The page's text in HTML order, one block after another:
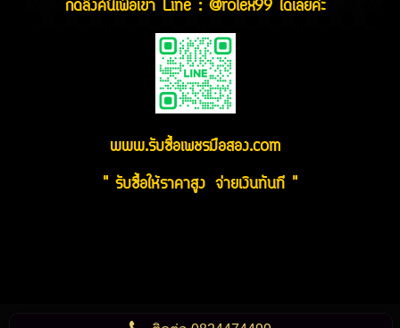
กดลิ่งค์นี้เพื่อเข้า Line : @rolex99 ได้เลยค่ะ
www.รับซื้อเพชรมือสอง.com
" รับซื้อให้ราคาสูง จ่ายเงินทันที "